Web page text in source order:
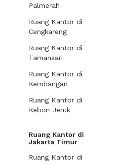
Palmerah
Ruang Kantor di
Cengkareng
Ruang Kantor di
Tamansari
Ruang Kantor di
Kembangan
Ruang Kantor di
Kebon Jeruk
Ruang Kantor di
Jakarta Timur
Ruang Kantor di